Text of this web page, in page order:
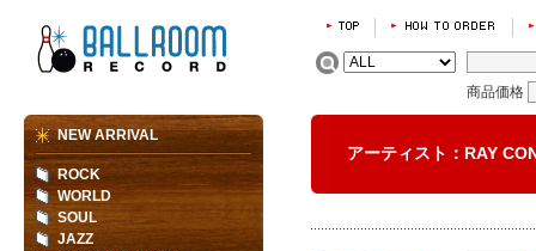
商品価格
アーティスト：RAY
NEW ARRIVAL
ROCK
WORLD
SOUL
JAZZ